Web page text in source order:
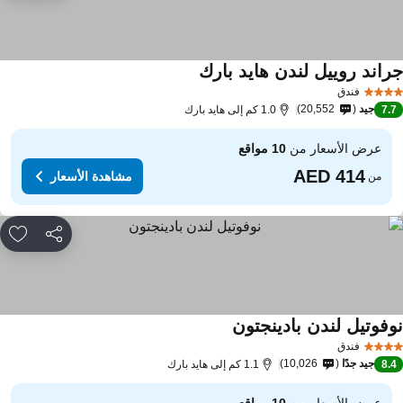
فندق
روييل لندن هايد باركمشاهدة الأسعار
7.7 جيد 20,552 1.0 كم إلى هايد بارك
عرض الأسعار من10 مواقع
من مشاهدة الأسعار
مشاركة
فندق
لندن بادينجتونمشاهدة الأسعار
8.4 جيد جدًا 10,026 1.1 كم إلى هايد بارك